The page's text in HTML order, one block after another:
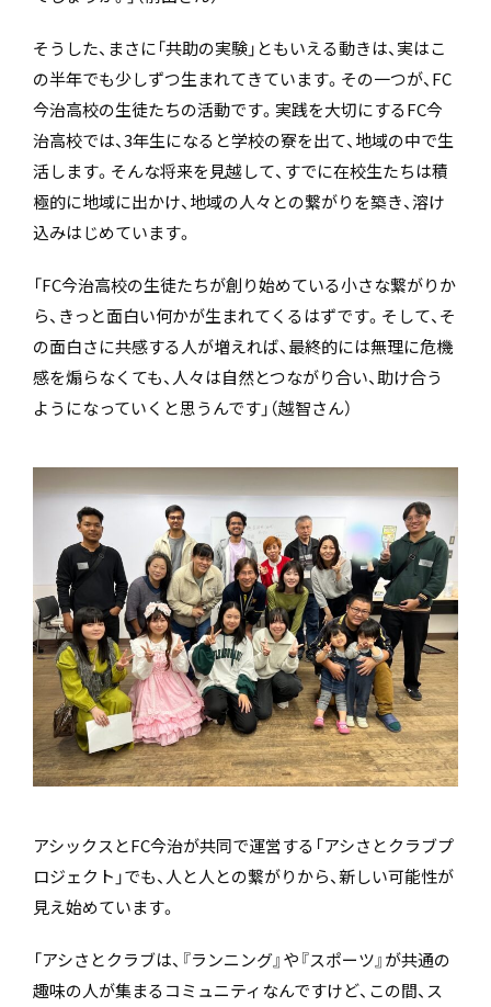
そうした、まさに「共助の実験」ともいえる動きは、実はこ
の半年でも少しずつ生まれてきています。その一つが、FC
今治高校の生徒たちの活動です。実践を大切にするFC今
治高校では、3年生になると学校の寮を出て、地域の中で生
活します。そんな将来を見越して、すでに在校生たちは積
極的に地域に出かけ、地域の人々との繋がりを築き、溶け
込みはじめています。
「FC今治高校の生徒たちが創り始めている小さな繋がりか
ら、きっと面白い何かが生まれてくるはずです。そして、そ
の面白さに共感する人が増えれば、最終的には無理に危機
感を煽らなくても、人々は自然とつながり合い、助け合う
ようになっていくと思うんです」（越智さん）
アシックスとFC今治が共同で運営する「アシさとクラブプ
ロジェクト」でも、人と人との繋がりから、新しい可能性が
見え始めています。
「アシさとクラブは、『ランニング』や『スポーツ』が共通の
趣味の人が集まるコミュニティなんですけど、この間、ス